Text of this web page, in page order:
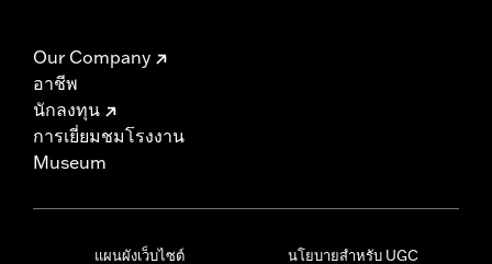
Our Company
อาชีพ
นักลงทุน
การเยี่ยมชมโรงงาน
Museum
แผนผังเว็บไซต์ นโยบายสำหรับ UGC